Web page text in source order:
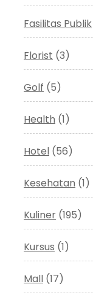
Fasilitas Publik
Florist (3)
Golf (5)
Health (1)
Hotel (56)
Kesehatan (1)
Kuliner (195)
Kursus (1)
Mall (17)